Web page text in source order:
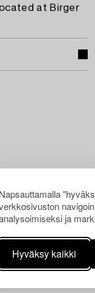
Napsauttamalla
ja
Hyväksy kaikki
at Birger